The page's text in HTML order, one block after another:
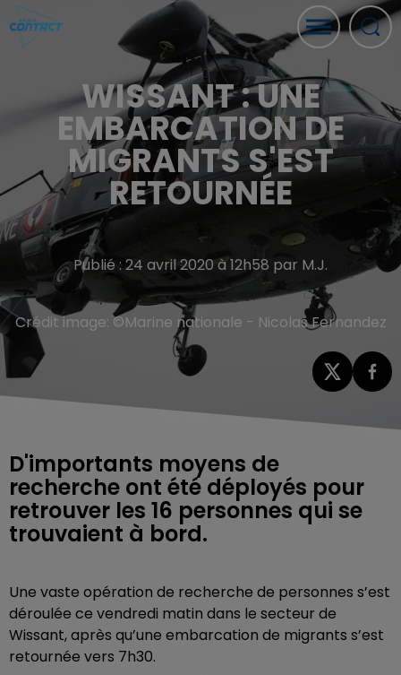
WISSANT : UNE
EMBARCATION DE
MIGRANTS S'EST
RETOURNÉE
Publié : 24 avril 2020 à 12h58 par M.J.
Crédit image: ©Marine nationale - Nicolas Fernandez
D'importants moyens de
recherche ont été déployés pour
retrouver les 16 personnes qui se
trouvaient à bord.
Une vaste opération de recherche de personnes s’est
déroulée ce vendredi matin dans le secteur de
Wissant, après qu’une embarcation de migrants s’est
retournée vers 7h30.